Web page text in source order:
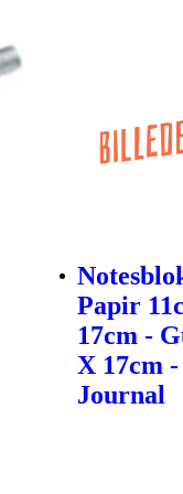
Papir
17cm -
X 17cm
Journal